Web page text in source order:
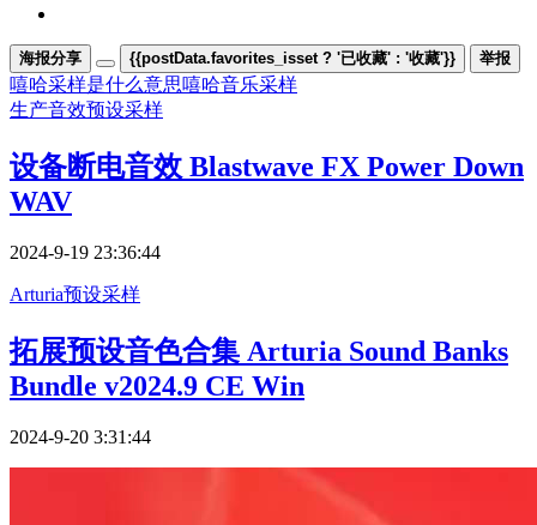
海报分享 {{postData.favorites_isset ? '已收藏' : '收藏'}} 举报
嘻哈采样是什么意思嘻哈音乐采样
生产音效预设采样
设备断电音效 Blastwave FX Power Down
WAV
2024-9-19 23:36:44
Arturia预设采样
拓展预设音色合集 Arturia Sound Banks
Bundle v2024.9 CE Win
2024-9-20 3:31:44